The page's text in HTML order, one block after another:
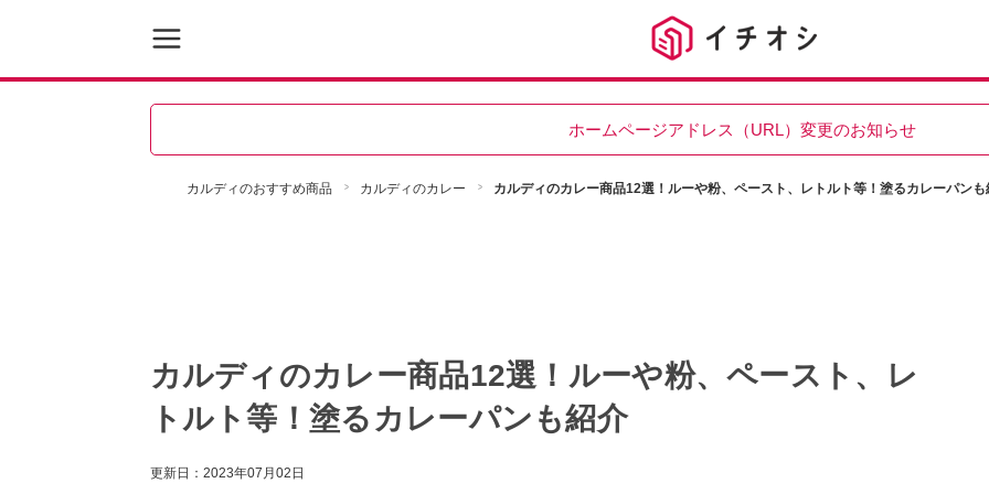
ホームページアドレス（URL）変更のお知らせ
カルディのおすすめ商品 カルディのカレー カルディのカレー商品12選！ルーや粉、ペースト、レトルト等！塗るカレーパンも
カルディのカレー商品12選！ルーや粉、ペースト、レ
トルト等！塗るカレーパンも紹介
更新日： 2023年07月02日